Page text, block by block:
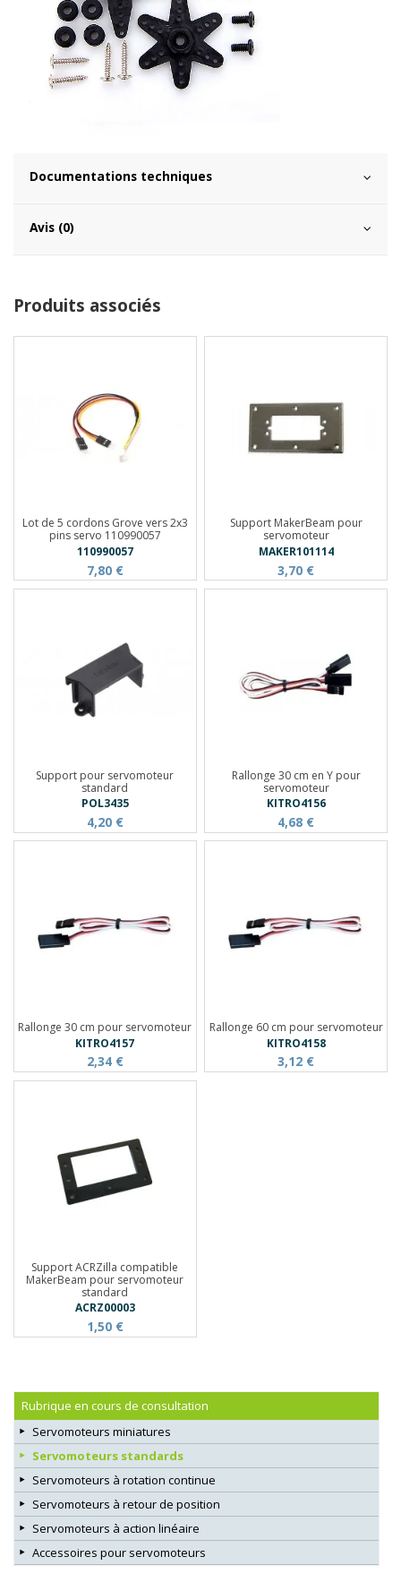
Documentations techniques
Avis (0)
Produits associés
Lot de 5 cordons Grove vers 2x3
pins servo 110990057
110990057
7,80 €
Support MakerBeam pour
servomoteur
MAKER101114
3,70 €
Support pour servomoteur
standard
POL3435
4,20 €
Rallonge 30 cm en Y pour
servomoteur
KITRO4156
4,68 €
Rallonge 30 cm pour servomoteur
KITRO4157
2,34 €
Rallonge 60 cm pour servomoteur
KITRO4158
3,12 €
Support ACRZilla compatible
MakerBeam pour servomoteur
standard
ACRZ00003
1,50 €
Rubrique en cours de consultation
Servomoteurs miniatures
Servomoteurs standards
Servomoteurs à rotation continue
Servomoteurs à retour de position
Servomoteurs à action linéaire
Accessoires pour servomoteurs